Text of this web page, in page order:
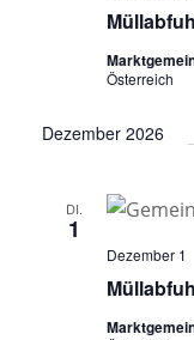
Österreich
Dezember 2026
DI.
1
Dezember 1